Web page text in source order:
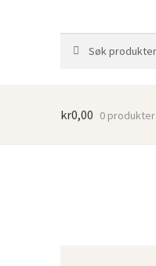
etter:
kr0,00 0 produkter